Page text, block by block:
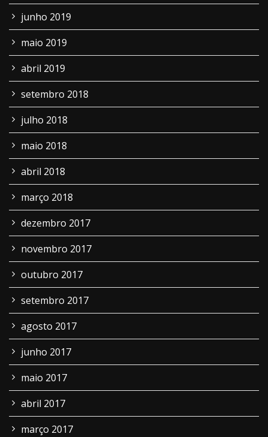
junho 2019
maio 2019
abril 2019
setembro 2018
julho 2018
maio 2018
abril 2018
março 2018
dezembro 2017
novembro 2017
outubro 2017
setembro 2017
agosto 2017
junho 2017
maio 2017
abril 2017
março 2017